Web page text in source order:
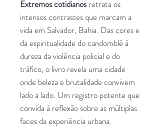
Extremos cotidianosretrata os
intensos contrastes que marcam a
vida em Salvador, Bahia. Das cores e
da espiritualidade do candomblé à
dureza da violência policial e do
tráfico, o livro revela uma cidade
onde beleza e brutalidade convivem
lado a lado. Um registro potente que
convida à reflexão sobre as múltiplas
faces da experiência urbana.